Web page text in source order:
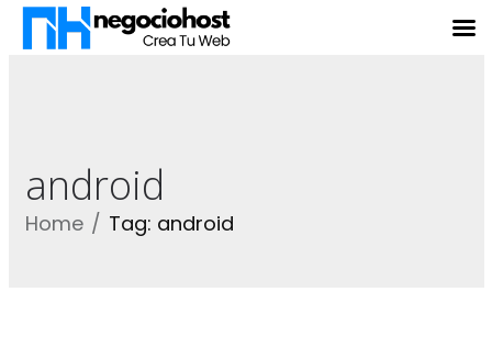
android
Home Tag: android